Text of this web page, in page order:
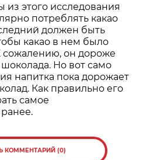
этого исследования
потреблять какао
должен быть
какао в нем было
сожалению, он дороже
Но вот само
напитка пока дорожает
Как правильно его
самое
КОММЕНТАРИЙ (0)